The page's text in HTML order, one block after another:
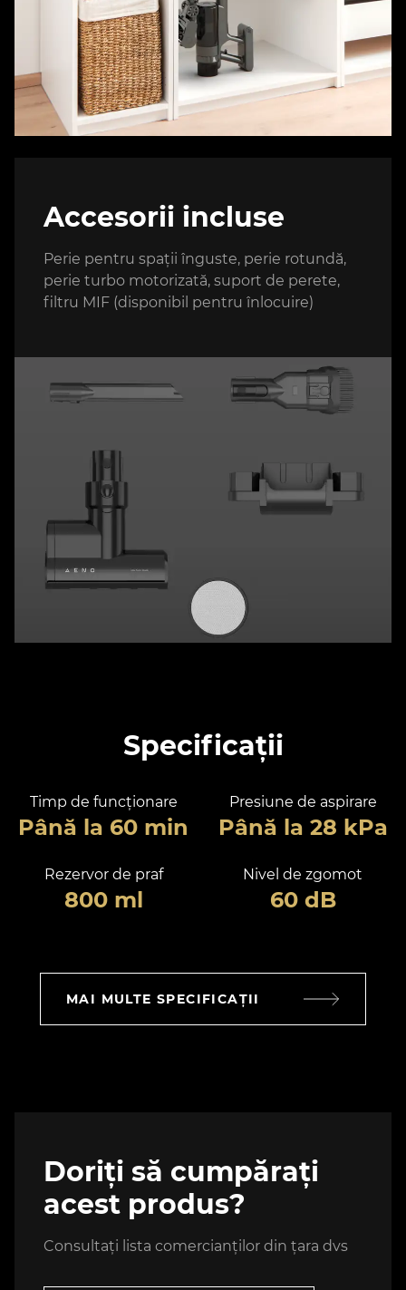
Accesorii incluse
Perie pentru spații înguste, perie rotundă,
perie turbo motorizată, suport de perete,
filtru MIF (disponibil pentru înlocuire)
Specificații
Timp de funcționare
Până la 60 min
Presiune de aspirare
Până la 28 kPa
Rezervor de praf
800 ml
Nivel de zgomot
60 dB
MAI MULTE SPECIFICAȚII
Doriți să cumpărați
acest produs?
Consultați lista comercianților din țara dvs